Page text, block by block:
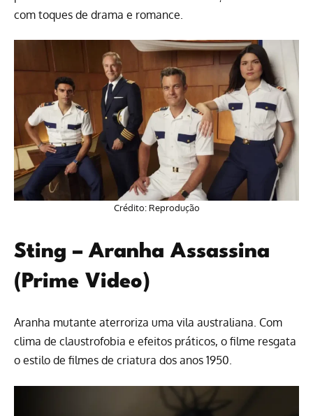
com toques de drama e romance
Crédito: Reprodução
Sting – Aranha Assassina
(Prime Video)
Aranha mutante aterroriza uma vila australiana. Com
clima de claustrofobia e efeitos práticos, o filme resgata
o estilo de filmes de criatura dos anos 1950.